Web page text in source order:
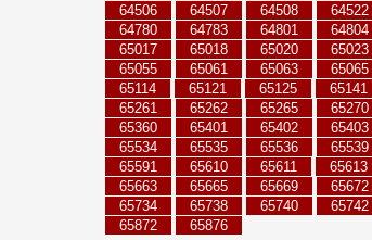
64506
64507 64508 64522
64780
64783 64801 64804
65017
65018 65020 65023
65055
65061 65063 65065
65114
65121 65125 65141
65261
65262 65265 65270
65360
65401 65402 65403
65534
65535 65536 65539
65591
65610 65611 65613
65663
65665 65669 65672
65734
65738 65740 65742
65872
65876